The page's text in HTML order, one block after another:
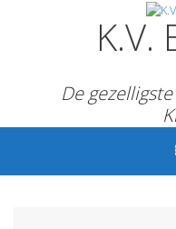
K.V.
De